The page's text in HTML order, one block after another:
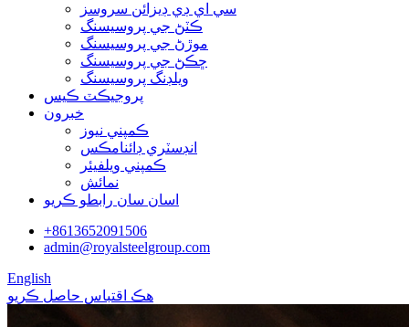
سي اي ڊي ڊيزائن سروسز
ڪٽڻ جي پروسيسنگ
موڙڻ جي پروسيسنگ
ڇڪڻ جي پروسيسنگ
ويلڊنگ پروسيسنگ
پروجيڪٽ ڪيس
خبرون
ڪمپني نيوز
انڊسٽري ڊائنامڪس
ڪمپني ويلفيئر
نمائش
اسان سان رابطو ڪريو
+8613652091506
admin@royalsteelgroup.com
English
هڪ اقتباس حاصل ڪريو